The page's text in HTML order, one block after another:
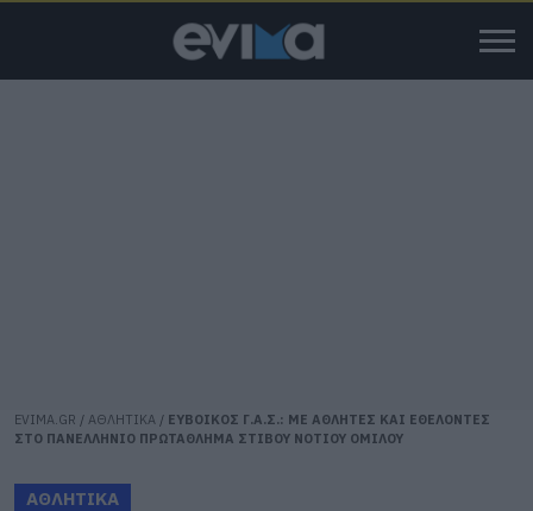
EVIMA.GR / ΑΘΛΗΤΙΚΑ / ΕΥΒΟΙΚΟΣ Γ.Α.Σ.: ΜΕ ΑΘΛΗΤΕΣ ΚΑΙ ΕΘΕΛΟΝΤΕΣ
ΣΤΟ ΠΑΝΕΛΛΗΝΙΟ ΠΡΩΤΑΘΛΗΜΑ ΣΤΙΒΟΥ ΝΟΤΙΟΥ ΟΜΙΛΟΥ
ΑΘΛΗΤΙΚΑ